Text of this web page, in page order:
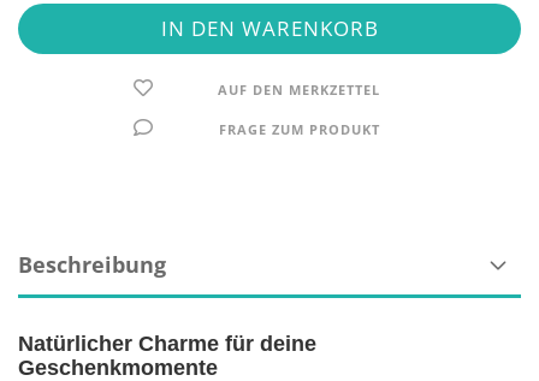
AUF DEN MERKZETTEL
FRAGE ZUM PRODUKT
Beschreibung
Natürlicher Charme für deine
Geschenkmomente